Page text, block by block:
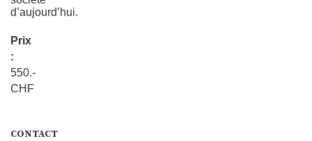
d’aujourd’hui.
Prix
:
550.-
CHF
CONTACT